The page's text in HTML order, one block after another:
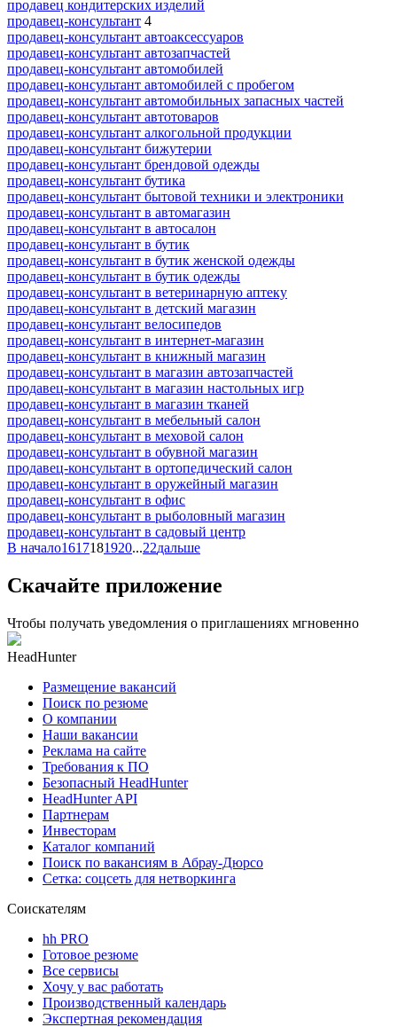
продавец кондитерских изделий
продавец-консультант 4
продавец-консультант автоаксессуаров
продавец-консультант автозапчастей
продавец-консультант автомобилей
продавец-консультант автомобилей с пробегом
продавец-консультант автомобильных запасных частей
продавец-консультант автотоваров
продавец-консультант алкогольной продукции
продавец-консультант бижутерии
продавец-консультант брендовой одежды
продавец-консультант бутика
продавец-консультант бытовой техники и электроники
продавец-консультант в автомагазин
продавец-консультант в автосалон
продавец-консультант в бутик
продавец-консультант в бутик женской одежды
продавец-консультант в бутик одежды
продавец-консультант в ветеринарную аптеку
продавец-консультант в детский магазин
продавец-консультант велосипедов
продавец-консультант в интернет-магазин
продавец-консультант в книжный магазин
продавец-консультант в магазин автозапчастей
продавец-консультант в магазин настольных игр
продавец-консультант в магазин тканей
продавец-консультант в мебельный салон
продавец-консультант в меховой салон
продавец-консультант в обувной магазин
продавец-консультант в ортопедический салон
продавец-консультант в оружейный магазин
продавец-консультант в офис
продавец-консультант в рыболовный магазин
продавец-консультант в садовый центр
В начало1617181920...22дальше
Скачайте приложение
Чтобы получать уведомления о приглашениях мгновенно
HeadHunter
Размещение вакансий
Поиск по резюме
О компании
Наши вакансии
Реклама на сайте
Требования к ПО
Безопасный HeadHunter
HeadHunter API
Партнерам
Инвесторам
Каталог компаний
Поиск по вакансиям в Абрау-Дюрсо
Сетка: соцсеть для нетворкинга
Соискателям
hh PRO
Готовое резюме
Все сервисы
Хочу у вас работать
Производственный календарь
Экспертная рекомендация